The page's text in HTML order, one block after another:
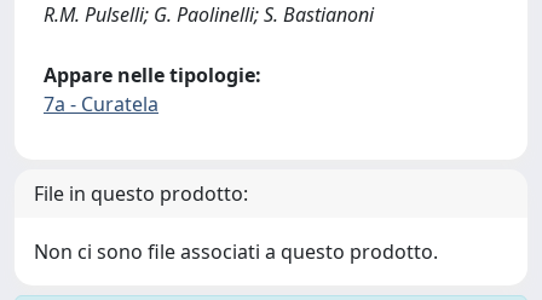
R.M. Pulselli; G. Paolinelli; S. Bastianoni
Appare nelle tipologie:
7a - Curatela
File in questo prodotto:
Non ci sono file associati a questo prodotto.